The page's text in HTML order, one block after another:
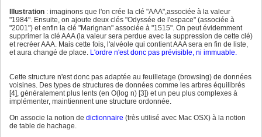
Illustration : imaginons que l'on crée la clé "AAA",associée à la valeur
"1984". Ensuite, on ajoute deux clés "Odyssée de l'espace" (associée à
"2001") et enfin la clé "Marignan" associée à "1515". On peut évidemment
supprimer la clé AAA (la valeur sera perdue avec la suppression de cette clé)
et recréer AAA. Mais cette fois, l'alvéole qui contient AAA sera en fin de liste,
et aura changé de place. L'ordre n'est donc pas prévisible, ni immuable.
Cette structure n'est donc pas adaptée au feuilletage (browsing) de données
voisines. Des types de structures de données comme les arbres équilibrés
[4], généralement plus lents (en O(log n) [3]) et un peu plus complexes à
implémenter, maintiennent une structure ordonnée.
On associe la notion de dictionnaire (très utilisé avec Mac OSX) à la notion
de table de hachage.